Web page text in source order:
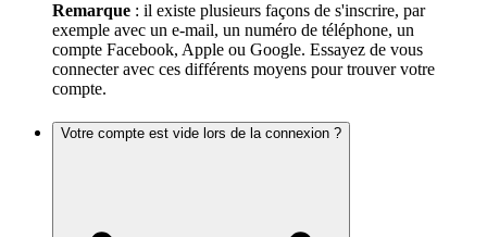
Remarque : il existe plusieurs façons de s'inscrire, par
exemple avec un e-mail, un numéro de téléphone, un
compte Facebook, Apple ou Google. Essayez de vous
connecter avec ces différents moyens pour trouver votre
compte.
Votre compte est vide lors de la connexion ?